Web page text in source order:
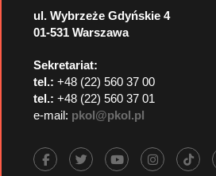
ul. Wybrzeże Gdyńskie 4
01-531 Warszawa
Sekretariat:
tel.: +48 (22) 560 37 00
tel.: +48 (22) 560 37 01
e-mail: pkol@pkol.pl